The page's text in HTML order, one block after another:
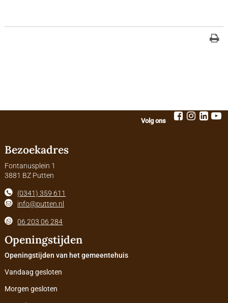
Volg ons
Bezoekadres
Fontanusplein 1
3881 BZ Putten
(0341) 359 611
info@putten.nl
06 203 06 284
Openingstijden
Openingstijden van het gemeentehuis
Vandaag gesloten
Morgen gesloten